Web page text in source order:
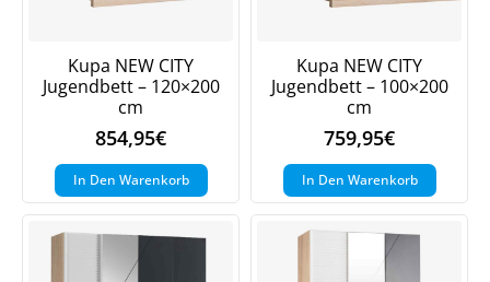
Kupa NEW CITY
Jugendbett – 120×200
cm
854,95€
In Den Warenkorb
Kupa NEW CITY
Jugendbett – 100×200
cm
759,95€
In Den Warenkorb